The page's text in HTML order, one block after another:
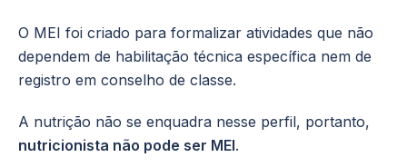
O MEI foi criado para formalizar atividades que não
dependem de habilitação técnica específica nem de
registro em conselho de classe.
A nutrição não se enquadra nesse perfil, portanto,
nutricionista não pode ser MEI.